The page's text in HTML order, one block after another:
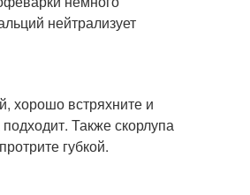
нейтрализует
хорошо встряхните и
Также скорлупа
губкой.